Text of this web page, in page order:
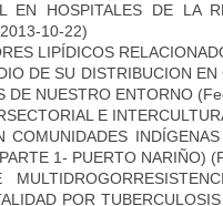
EN HOSPITALES DE LA
10-22)
LIPÍDICOS
DE SU DISTRIBUCION
DE NUESTRO ENTORNO
E
COMUNIDADES
1- PUERTO NARIÑO)
POR